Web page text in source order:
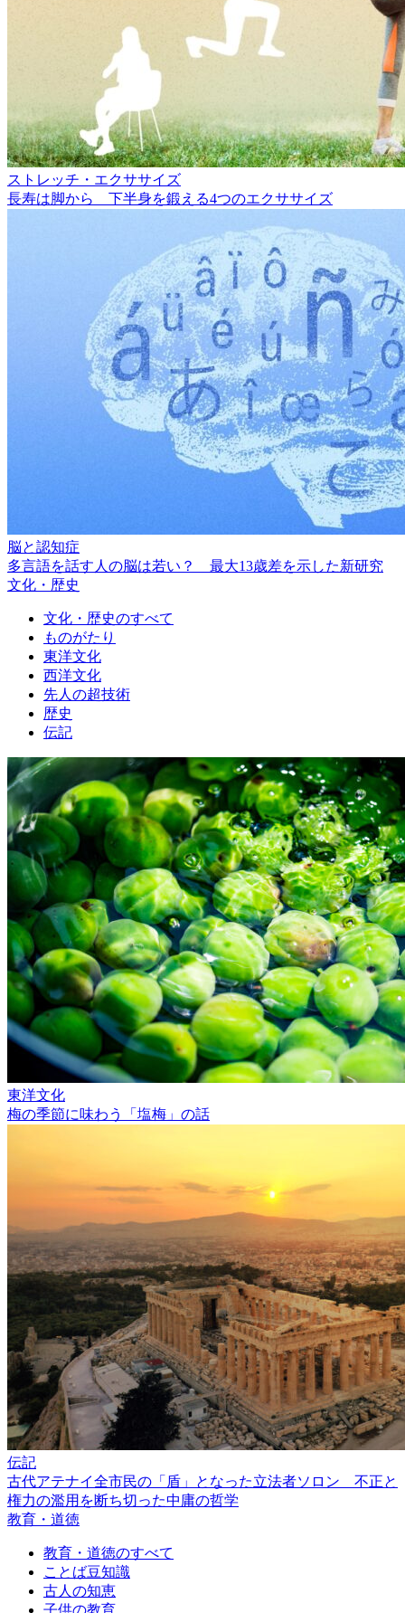
ストレッチ・エクササイズ
長寿は脚から 下半身を鍛える4つのエクササイズ
脳と認知症
多言語を話す人の脳は若い？ 最大13歳差を示した新研究
文化・歴史
文化・歴史のすべて
ものがたり
東洋文化
西洋文化
先人の超技術
歴史
伝記
東洋文化
梅の季節に味わう「塩梅」の話
伝記
古代アテナイ全市民の「盾」となった立法者ソロン 不正と
権力の濫用を断ち切った中庸の哲学
教育・道徳
教育・道徳のすべて
ことば豆知識
古人の知恵
子供の教育